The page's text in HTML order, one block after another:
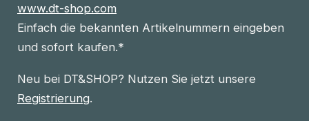
www.dt-shop.com
Einfach die bekannten Artikelnummern eingeben
und sofort kaufen.*
Neu bei DT&SHOP? Nutzen Sie jetzt unsere
Registrierung.